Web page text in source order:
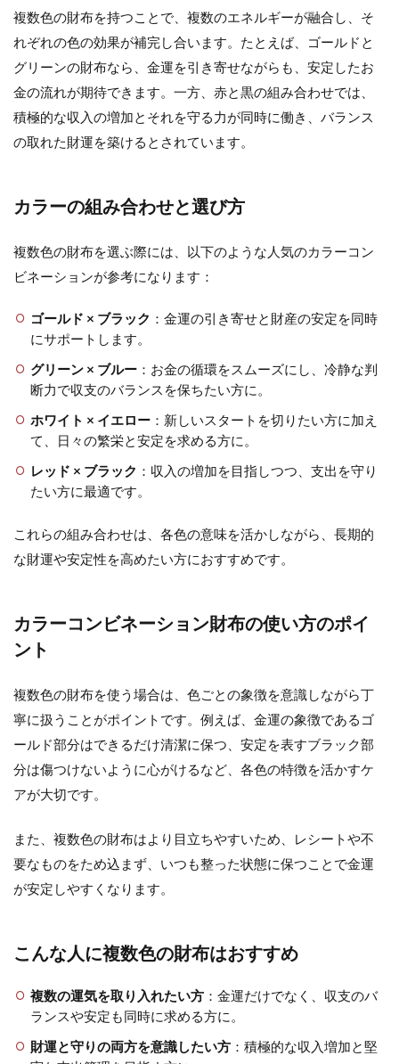
複数色の財布を持つことで、複数のエネルギーが融合し、そ
れぞれの色の効果が補完し合います。たとえば、ゴールドと
グリーンの財布なら、金運を引き寄せながらも、安定したお
金の流れが期待できます。一方、赤と黒の組み合わせでは、
積極的な収入の増加とそれを守る力が同時に働き、バランス
の取れた財運を築けるとされています。
カラーの組み合わせと選び方
複数色の財布を選ぶ際には、以下のような人気のカラーコン
ビネーションが参考になります：
ゴールド × ブラック ：金運の引き寄せと財産の安定を同時
にサポートします。
グリーン × ブルー：お金の循環をスムーズにし、冷静な判
断力で収支のバランスを保ちたい方に。
ホワイト × イエロー：新しいスタートを切りたい方に加え
て、日々の繁栄と安定を求める方に。
レッド × ブラック ：収入の増加を目指しつつ、支出を守り
たい方に最適です。
これらの組み合わせは、各色の意味を活かしながら、長期的
な財運や安定性を高めたい方におすすめです。
カラーコンビネーション財布の使い方のポイ
ント
複数色の財布を使う場合は、色ごとの象徴を意識しながら丁
寧に扱うことがポイントです。例えば、金運の象徴であるゴ
ールド部分はできるだけ清潔に保つ、安定を表すブラック部
分は傷つけないように心がけるなど、各色の特徴を活かすケ
アが大切です。
また、複数色の財布はより目立ちやすいため、レシートや不
要なものをため込まず、いつも整った状態に保つことで金運
が安定しやすくなります。
こんな人に複数色の財布はおすすめ
複数の運気を取り入れたい方：金運だけでなく、収支のバ
ランスや安定も同時に求める方に。
財運と守りの両方を意識したい方：積極的な収入増加と堅